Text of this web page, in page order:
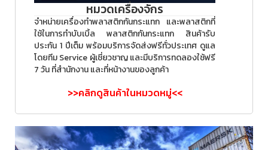
หมวดเครื่องจักร
จำหน่ายเครื่องทำพลาสติกกันกระแทก และพลาสติกที่
ใช้ในการทำบับเบิ้ล พลาสติกกันกระแทก สินค้ารับ
ประกัน 1 ปีเต็ม พร้อมบริการจัดส่งฟรีทั่วประเทศ ดูแล
โดยทีม Service ผู้เชี่ยวชาญ และมีบริการทดลองใช้ฟรี
7 วัน ที่สำนักงาน และที่หน้างานของลูกค้า
>>คลิกดูสินค้าในหมวดหมู่<<